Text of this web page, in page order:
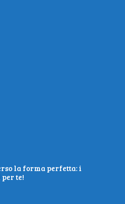
la forma perfetta: i
te!